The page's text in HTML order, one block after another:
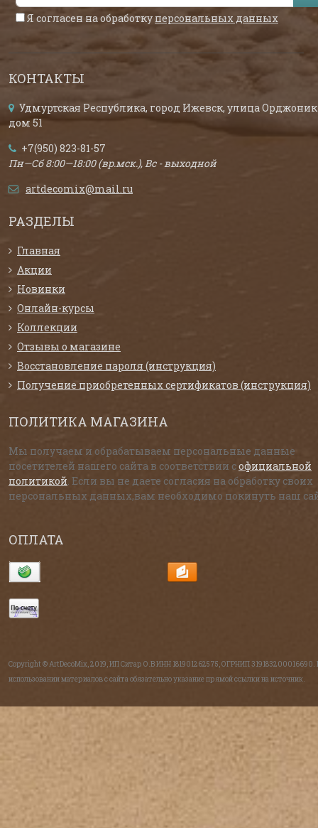
Я согласен на обработку персональных данных
КОНТАКТЫ
Удмуртская Республика, город Ижевск, улица
дом 51
+7(950) 823-81-57
Пн—Сб 8:00—18:00 (вр.мск.), Вс - выходной
artdecomix@mail.ru
РАЗДЕЛЫ
Главная
Акции
Новинки
Онлайн-курсы
Коллекции
Отзывы о магазине
Восстановление пароля (инструкция)
Получение приобретенных сертификатов (инструкция)
ПОЛИТИКА МАГАЗИНА
Мы получаем и обрабатываем персональные данные
посетителей нашего сайта в соответствии софициальной
политикой . Если вы не даете согласия на обработку своих
персональных данных,вам необходимо покинуть наш
ОПЛАТА
Copyright © ArtDecoMix, 2019, ИП Ситар О.В ИНН 181901262575, ОГРНИП 319183200016690.
использовании материалов с сайта обязательно указание прямой ссылки на источник.